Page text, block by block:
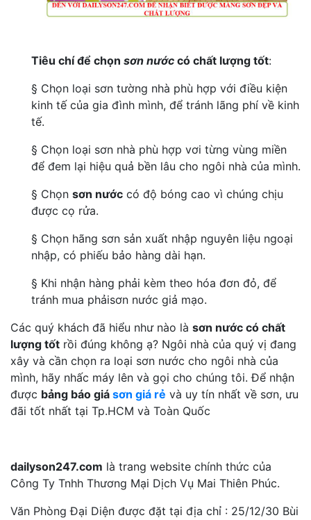
Tiêu chí để chọn sơn nước có chất lượng tốt:
§ Chọn loại sơn tường nhà phù hợp với điều kiện
kinh tế của gia đình mình, để tránh lãng phí về kinh
tế.
§ Chọn loại sơn nhà phù hợp vơi từng vùng miền
để đem lại hiệu quả bền lâu cho ngôi nhà của mình.
§ Chọn sơn nước có độ bóng cao vì chúng chịu
được cọ rửa.
§ Chọn hãng sơn sản xuất nhập nguyên liệu ngoại
nhập, có phiếu bảo hàng dài hạn.
§ Khi nhận hàng phải kèm theo hóa đơn đỏ, để
tránh mua phảisơn nước giả mạo.
Các quý khách đã hiểu như nào là sơn nước có chất
lượng tốt rồi đúng không ạ? Ngôi nhà của quý vị đang
xây và cần chọn ra loại sơn nước cho ngôi nhà của
mình, hãy nhấc máy lên và gọi cho chúng tôi. Để nhận
được bảng báo giá sơn giá rẻ và uy tín nhất về sơn, ưu
đãi tốt nhất tại Tp.HCM và Toàn Quốc
dailyson247.com là trang website chính thức của
Công Ty Tnhh Thương Mại Dịch Vụ Mai Thiên Phúc.
Văn Phòng Đại Diện được đặt tại địa chỉ : 25/12/30 Bùi